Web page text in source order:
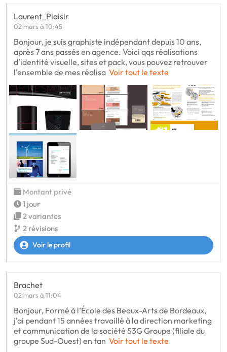
Laurent_Plaisir
02 mars à 10:45
Bonjour, je suis graphiste indépendant depuis 10 ans,
après 7 ans passés en agence. Voici qqs réalisations
d’identité visuelle, sites et pack, vous pouvez retrouver
l'ensemble de mes réalisa Voir tout le texte
Montant privé
1 jour
2 variantes
2 révisions
Voir le profil
Brachet
02 mars à 11:04
Bonjour, Formé à l’École des Beaux-Arts de Bordeaux,
j'ai pendant 15 années travaillé à la direction marketing
et communication de la société S3G Groupe (filiale du
groupe Sud-Ouest) en tan Voir tout le texte